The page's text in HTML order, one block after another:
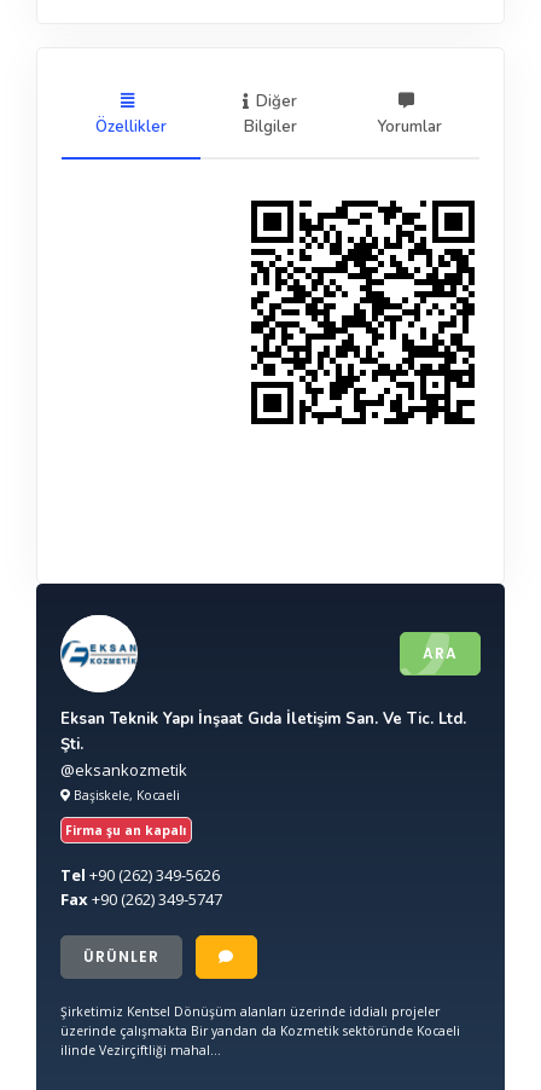
Özellikler
Diğer
Bilgiler
Yorumlar
ARA
Eksan Teknik Yapı İnşaat Gıda İletişim San. Ve Tic. Ltd.
Şti.
@eksankozmetik
Başiskele, Kocaeli
Firma şu an kapalı
Tel +90(262) 349-5626
Fax+90(262) 349-5747
ÜRÜNLER
Şirketimiz Kentsel Dönüşüm alanları üzerinde iddialı projeler
üzerinde çalışmakta Bir yandan da Kozmetik sektöründe Kocaeli
ilinde Vezirçiftliği mahal...